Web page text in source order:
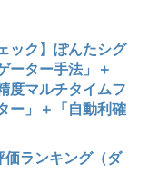
ック】ぽんたシグ
ーター手法」＋
度マルチタイムフ
ー」＋「自動利確
ランキング（ダ